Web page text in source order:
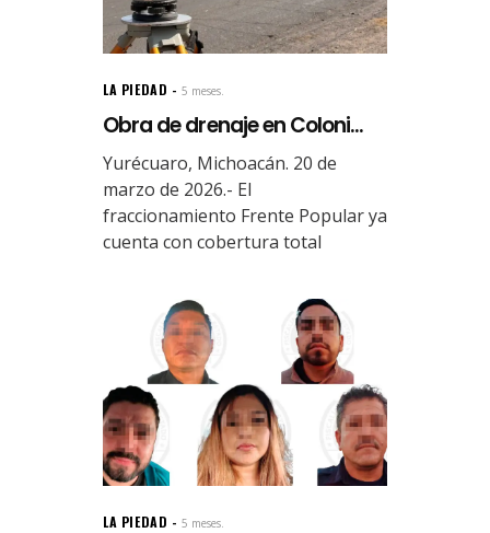
LA PIEDAD 5 meses.
Obra de drenaje en Coloni...
Yurécuaro, Michoacán. 20 de
marzo de 2026.- El
fraccionamiento Frente Popular ya
cuenta con cobertura total
LA PIEDAD 5 meses.